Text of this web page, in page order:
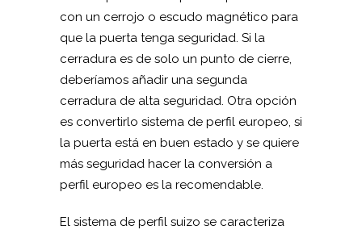
con un cerrojo o escudo magnético para
que la puerta tenga seguridad. Si la
cerradura es de solo un punto de cierre,
deberíamos añadir una segunda
cerradura de alta seguridad. Otra opción
es convertirlo sistema de perfil europeo, si
la puerta está en buen estado y se quiere
más seguridad hacer la conversión a
perfil europeo es la recomendable.
El sistema de perfil suizo se caracteriza